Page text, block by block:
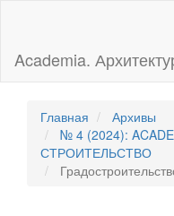
Основное
содержимое
панель
Academia.
Главная
Архивы
№ 4 (2024):
СТРОИТЕЛЬСТВО